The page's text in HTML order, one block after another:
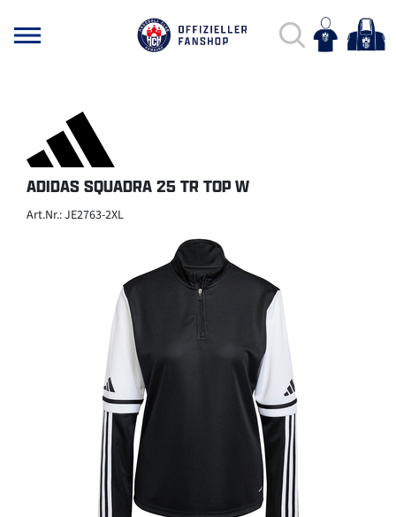
ADIDAS SQUADRA 25 TR TOP W
Art.Nr.: JE2763-2XL